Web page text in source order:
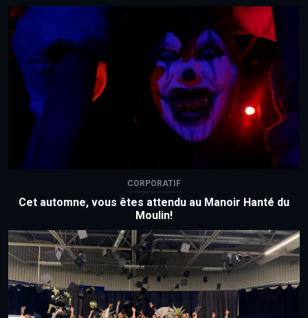
CORPORATIF
Cet automne, vous êtes attendu au Manoir Hanté du
Moulin!